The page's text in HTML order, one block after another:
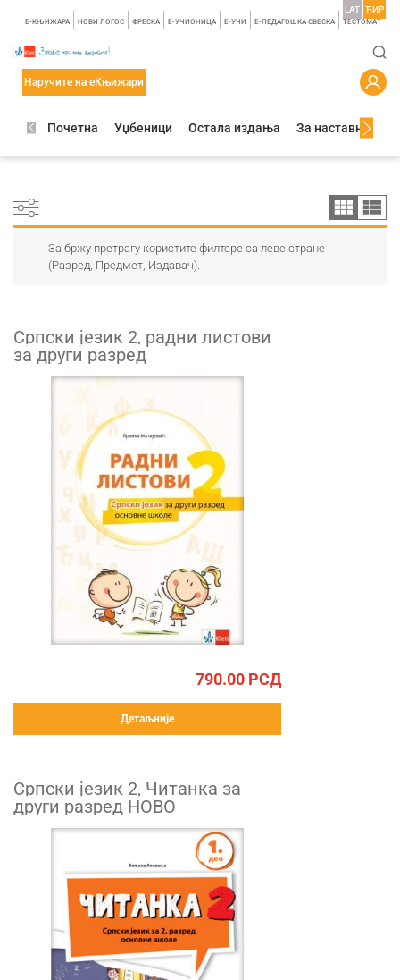
E-КЊИЖАРА НОВИ ЛОГОС ФРЕСКА E-УЧИОНИЦА E-УЧИ Е-ПЕДАГОШКА СВЕСКА TЕСТОМАТ
LAT ЋИР
Наручите на еКњижари
Почетна Уџбеници Остала издања За наставнике
За бржу претрагу користите филтере са леве стране
(Разред, Предмет, Издавач).
Српски језик 2, радни листови
за други разред
790.00 РСД
Детаљније
Српски језик 2, Читанка за
други разред НОВО